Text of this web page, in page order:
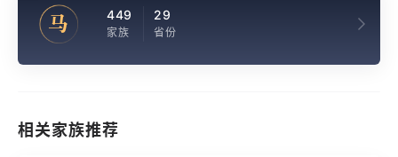
马 449
家族
29
省份
相关家族推荐